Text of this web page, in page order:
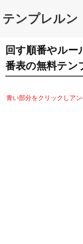
テンプレルン
回す順番やルー
番表の無料テン
青い部分をクリックしア